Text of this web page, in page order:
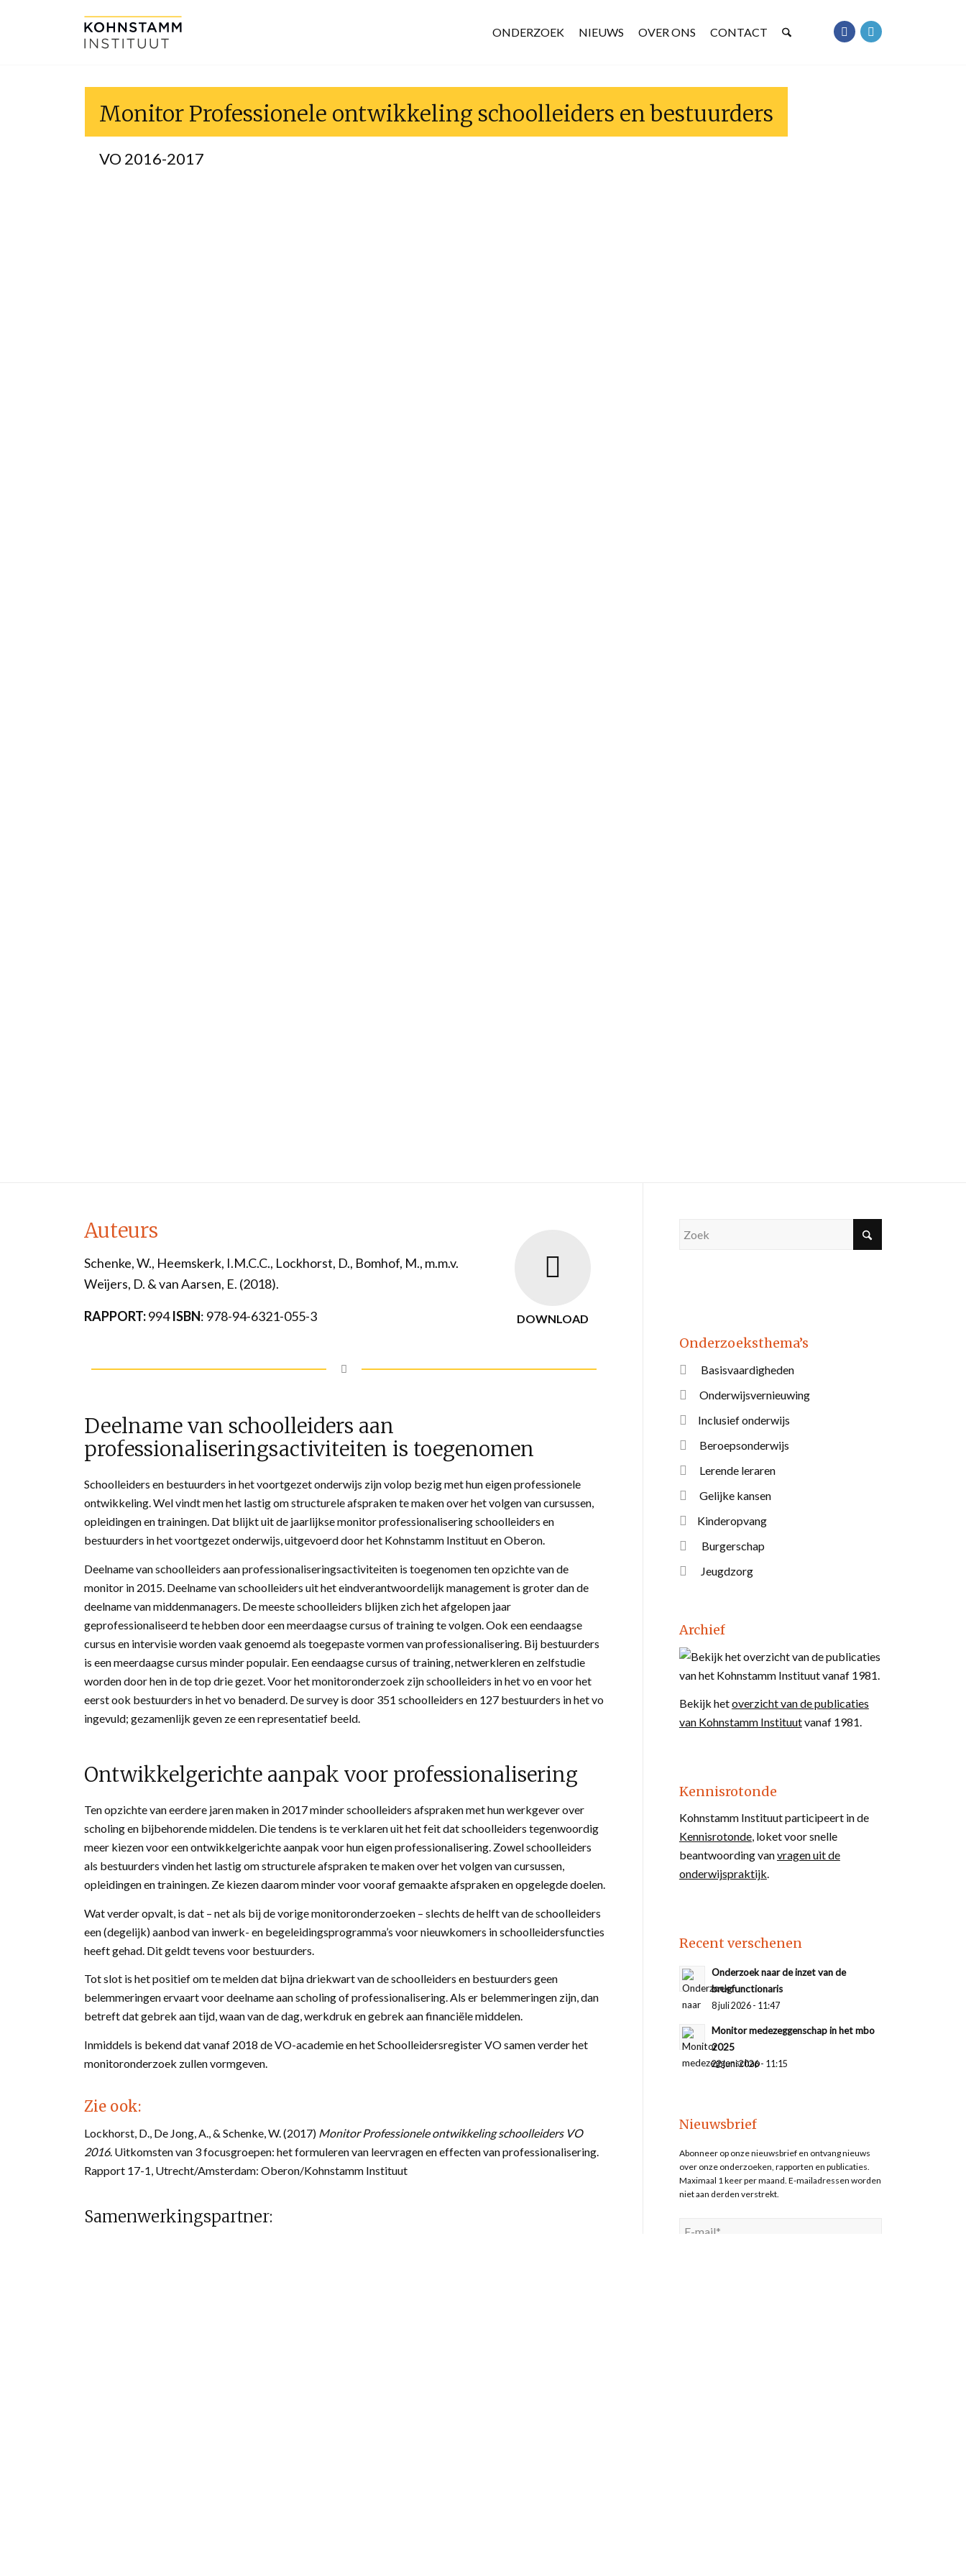
ONDERZOEK NIEUWS OVER ONS CONTACT
Monitor Professionele ontwikkeling schoolleiders en bestuurders
VO 2016-2017
Auteurs
Schenke, W., Heemskerk, I.M.C.C., Lockhorst, D., Bomhof, M., m.m.v.
Weijers, D. & van Aarsen, E. (2018).
RAPPORT:994ISBN: 978-94-6321-055-3 DOWNLOAD
Deelname van schoolleiders aan
professionaliseringsactiviteiten is toegenomen
Schoolleiders en bestuurders in het voortgezet onderwijs zijn volop bezig met hun eigen professionele
ontwikkeling. Wel vindt men het lastig om structurele afspraken te maken over het volgen van cursussen,
opleidingen en trainingen. Dat blijkt uit de jaarlijkse monitor professionalisering schoolleiders en
bestuurders in het voortgezet onderwijs, uitgevoerd door het Kohnstamm Instituut en Oberon.
Deelname van schoolleiders aan professionaliseringsactiviteiten is toegenomen ten opzichte van de
monitor in 2015. Deelname van schoolleiders uit het eindverantwoordelijk management is groter dan de
deelname van middenmanagers. De meeste schoolleiders blijken zich het afgelopen jaar
geprofessionaliseerd te hebben door een meerdaagse cursus of training te volgen. Ook een eendaagse
cursus en intervisie worden vaak genoemd als toegepaste vormen van professionalisering. Bij bestuurders
is een meerdaagse cursus minder populair. Een eendaagse cursus of training, netwerkleren en zelfstudie
worden door hen in de top drie gezet. Voor het monitoronderzoek zijn schoolleiders in het vo en voor het
eerst ook bestuurders in het vo benaderd. De survey is door 351 schoolleiders en 127 bestuurders in het vo
ingevuld; gezamenlijk geven ze een representatief beeld.
Ontwikkelgerichte aanpak voor professionalisering
Ten opzichte van eerdere jaren maken in 2017 minder schoolleiders afspraken met hun werkgever over
scholing en bijbehorende middelen. Die tendens is te verklaren uit het feit dat schoolleiders tegenwoordig
meer kiezen voor een ontwikkelgerichte aanpak voor hun eigen professionalisering. Zowel schoolleiders
als bestuurders vinden het lastig om structurele afspraken te maken over het volgen van cursussen,
opleidingen en trainingen. Ze kiezen daarom minder voor vooraf gemaakte afspraken en opgelegde doelen.
Wat verder opvalt, is dat – net als bij de vorige monitoronderzoeken – slechts de helft van de schoolleiders
een (degelijk) aanbod van inwerk- en begeleidingsprogramma’s voor nieuwkomers in schoolleidersfuncties
heeft gehad. Dit geldt tevens voor bestuurders.
Tot slot is het positief om te melden dat bijna driekwart van de schoolleiders en bestuurders geen
belemmeringen ervaart voor deelname aan scholing of professionalisering. Als er belemmeringen zijn, dan
betreft dat gebrek aan tijd, waan van de dag, werkdruk en gebrek aan financiële middelen.
Inmiddels is bekend dat vanaf 2018 de VO-academie en het Schoolleidersregister VO samen verder het
monitoronderzoek zullen vormgeven.
Zie ook:
Lockhorst, D., De Jong, A., & Schenke, W. (2017) Monitor Professionele ontwikkeling schoolleiders VO
2016. Uitkomsten van 3 focusgroepen: het formuleren van leervragen en effecten van professionalisering.
Rapport 17-1, Utrecht/Amsterdam: Oberon/Kohnstamm Instituut
Samenwerkingspartner:
Onderzoeksthema’s
Basisvaardigheden
Onderwijsvernieuwing
Inclusief onderwijs
Beroepsonderwijs
Lerende leraren
Gelijke kansen
Kinderopvang
Burgerschap
Jeugdzorg
Archief
Bekijk hetoverzicht van de publicaties
van Kohnstamm Instituutvanaf 1981.
Kennisrotonde
Kohnstamm Instituut participeert in de
Kennisrotonde, loket voor snelle
beantwoording vanvragen uit de
onderwijspraktijk.
Recent verschenen
Onderzoek naar de inzet van de
brugfunctionaris
8 juli 2026 - 11:47
Monitor medezeggenschap in het mbo
2025
22 juni 2026 - 11:15
Nieuwsbrief
Abonneer op onze nieuwsbrief en ontvang nieuws
over onze onderzoeken, rapporten en publicaties.
Maximaal 1 keer per maand. E-mailadressen worden
niet aan derden verstrekt.